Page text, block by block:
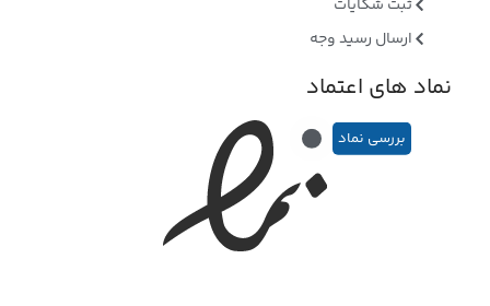
ثبت شکایات
ارسال رسید وجه
نماد های اعتماد
بررسی نماد